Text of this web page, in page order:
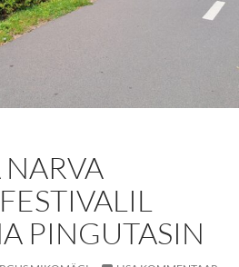
PINGUTASIN